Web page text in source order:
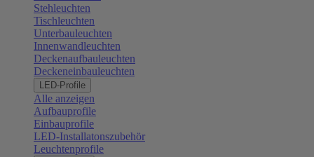
Stehleuchten
Tischleuchten
Unterbauleuchten
Innenwandleuchten
Deckenaufbauleuchten
Deckeneinbauleuchten
LED-Profile
Alle anzeigen
Aufbauprofile
Einbauprofile
LED-Installatonszubehör
Leuchtenprofile